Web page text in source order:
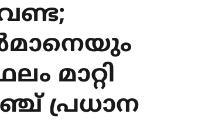
മാറ്റി
പ്രധാന